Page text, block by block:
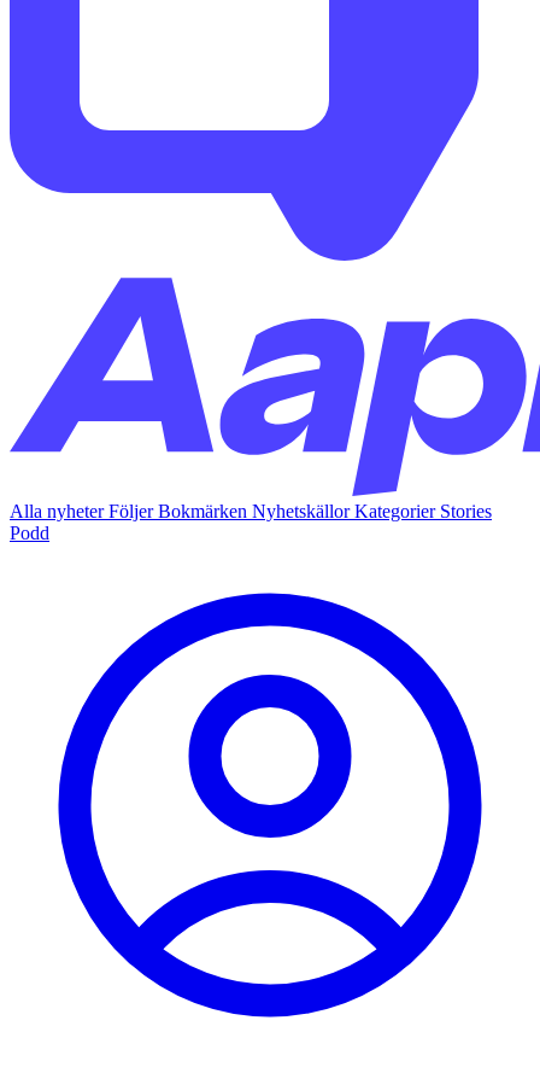
Alla nyheterFöljerBokmärken NyhetskällorKategorier Stories
Podd